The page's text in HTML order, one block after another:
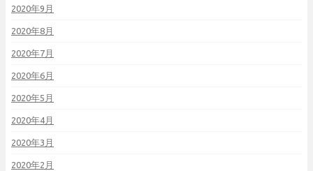
2020年9月
2020年8月
2020年7月
2020年6月
2020年5月
2020年4月
2020年3月
2020年2月